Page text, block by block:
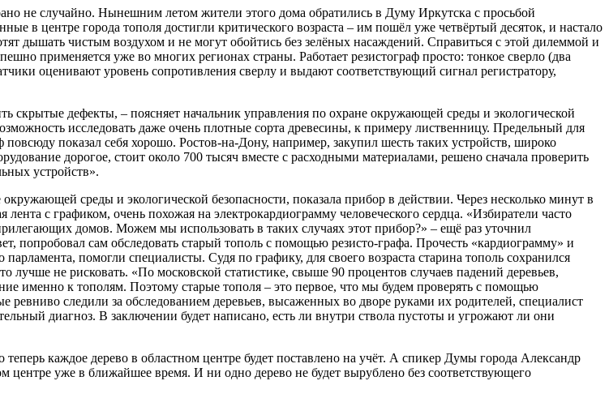
не случайно. Нынешним летом жители этого дома обратились в Думу Иркутска с просьбой
в центре города тополя достигли критического возраста – им пошёл уже четвёртый десяток, и настало
дышать чистым воздухом и не могут обойтись без зелёных насаждений. Справиться с этой дилеммой и
применяется уже во многих регионах страны. Работает резистограф просто: тонкое сверло (два
оценивают уровень сопротивления сверлу и выдают соответствующий сигнал регистратору,
скрытые дефекты, – поясняет начальник управления по охране окружающей среды и экологической
исследовать даже очень плотные сорта древесины, к примеру лиственницу. Предельный для
показал себя хорошо. Ростов-на-Дону, например, закупил шесть таких устройств, широко
дорогое, стоит около 700 тысяч вместе с расходными материалами, решено сначала проверить
устройств».
среды и экологической безопасности, показала прибор в действии. Через несколько минут в
с графиком, очень похожая на электрокардиограмму человеческого сердца. «Избиратели часто
домов. Можем мы использовать в таких случаях этот прибор?» – ещё раз уточнил
попробовал сам обследовать старый тополь с помощью резисто-графа. Прочесть «кардиограмму» и
помогли специалисты. Судя по графику, для своего возраста старина тополь сохранился
лучше не рисковать. «По московской статистике, свыше 90 процентов случаев падений деревьев,
именно к тополям. Поэтому старые тополя – это первое, что мы будем проверять с помощью
следили за обследованием деревьев, высаженных во дворе руками их родителей, специалист
диагноз. В заключении будет написано, есть ли внутри ствола пустоты и угрожают ли они
каждое дерево в областном центре будет поставлено на учёт. А спикер Думы города Александр
центре уже в ближайшее время. И ни одно дерево не будет вырублено без соответствующего